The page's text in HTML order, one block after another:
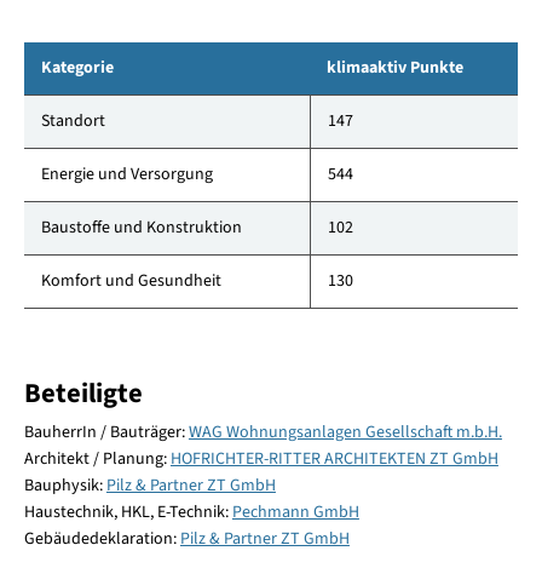
Kategorie klimaaktiv Punkte
Standort 147
Energie und Versorgung 544
Baustoffe und Konstruktion 102
Komfort und Gesundheit 130
Beteiligte
BauherrIn / Bauträger:WAG Wohnungsanlagen Gesellschaft m.b.H.
Architekt / Planung:HOFRICHTER-RITTER ARCHITEKTEN ZT GmbH
Bauphysik:Pilz & Partner ZT GmbH
Haustechnik, HKL, E-Technik:Pechmann GmbH
Gebäudedeklaration:Pilz & Partner ZT GmbH